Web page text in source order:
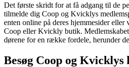
Det første skridt for at få adgang til de
tilmelde dig Coop og Kvicklys
enten online på deres hjemmesider eller
Coop eller Kvickly butik.
dørene for en række fordele, herunder
Besøg Coop og Kvicklys